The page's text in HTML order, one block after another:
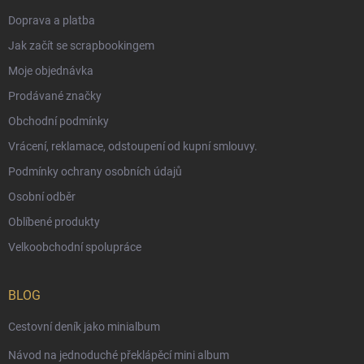
Doprava a platba
Jak začít se scrapbookingem
Moje objednávka
Prodávané značky
Obchodní podmínky
Vrácení, reklamace, odstoupení od kupní smlouvy.
Podmínky ochrany osobních údajů
Osobní odběr
Oblíbené produkty
Velkoobchodní spolupráce
BLOG
Cestovní deník jako minialbum
Návod na jednoduché překlápěcí mini album